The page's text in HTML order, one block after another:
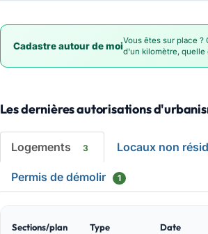
Cadastre autour de moiVous êtes sur place
d'un kilomètre, quelle
Les dernières autorisations
Logements 3 Locaux non
Permis de démolir 1
Sections/plan Type Date